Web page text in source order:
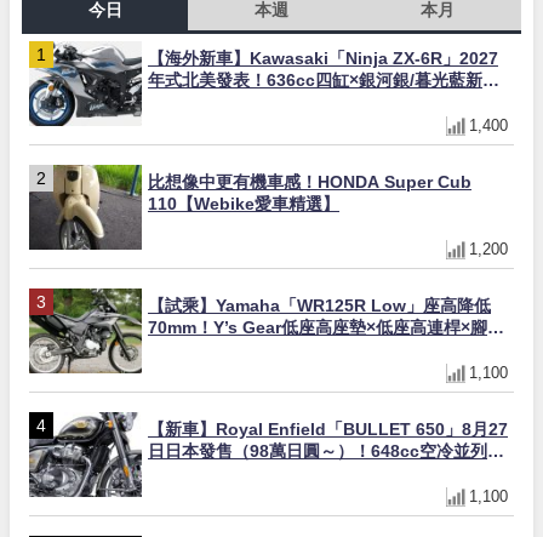
今日 本週 本月
【海外新車】Kawasaki「Ninja ZX-6R」2027
年式北美發表！636cc四缸×銀河銀/暮光藍新色
1,400
比想像中更有機車感！HONDA Super Cub
110【Webike愛車精選】
1,200
【試乘】Yamaha「WR125R Low」座高降低
70mm！Y’s Gear低座高座墊×低座高連桿×腳踏
1,100
【新車】Royal Enfield「BULLET 650」8月27
日日本發售（98萬日圓～）！648cc空冷並列雙
1,100